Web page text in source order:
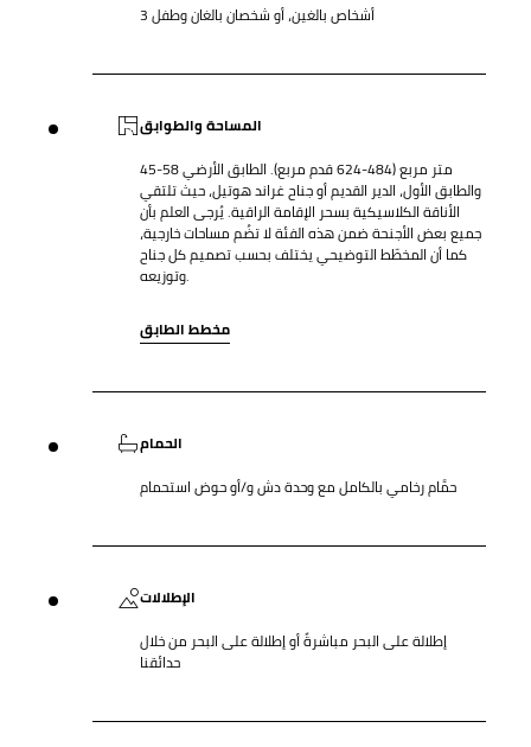
3 أشخاص بالغين، أو شخصان بالغان وطفل
المساحة والطوابق
45-58 متر مربع (484-624 قدم مربع). الطابق الأرضي
والطابق الأول، الدير القديم أو جناح غراند هوتيل، حيث تلتقي
الأناقة الكلاسيكية بسحر الإقامة الراقية. يُرجى العلم بأن
جميع بعض الأجنحة ضمن هذه الفئة لا تضُم مساحات خارجية،
كما أن المخطّط التوضيحي يختلف بحسب تصميم كل جناح
وتوزيعه.
مخطط الطابق
الحمام
حمَّام رخامي بالكامل مع وحدة دش و/أو حوض استحمام
الإطلالات
إطلالة على البحر مباشرةً أو إطلالة على البحر من خلال
حدائقنا